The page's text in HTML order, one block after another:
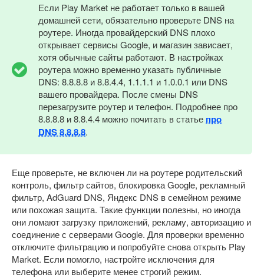
Если Play Market не работает только в вашей
домашней сети, обязательно проверьте DNS на
роутере. Иногда провайдерский DNS плохо
открывает сервисы Google, и магазин зависает,
хотя обычные сайты работают. В настройках
роутера можно временно указать публичные
DNS: 8.8.8.8 и 8.8.4.4, 1.1.1.1 и 1.0.0.1 или DNS
вашего провайдера. После смены DNS
перезагрузите роутер и телефон. Подробнее про
8.8.8.8 и 8.8.4.4 можно почитать в статье про
DNS 8.8.8.8.
Еще проверьте, не включен ли на роутере родительский
контроль, фильтр сайтов, блокировка Google, рекламный
фильтр, AdGuard DNS, Яндекс DNS в семейном режиме
или похожая защита. Такие функции полезны, но иногда
они ломают загрузку приложений, рекламу, авторизацию и
соединение с серверами Google. Для проверки временно
отключите фильтрацию и попробуйте снова открыть Play
Market. Если помогло, настройте исключения для
телефона или выберите менее строгий режим.